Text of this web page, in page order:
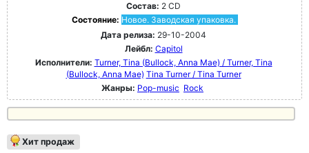
Состав: 2 CD
Состояние: Новое. Заводская упаковка.
Дата релиза: 29-10-2004
Лейбл: Capitol
Исполнители: Turner, Tina (Bullock, Anna Mae) / Turner, Tina
(Bullock, Anna Mae) Tina Turner / Tina Turner
Жанры: Pop-music Rock
Хит продаж